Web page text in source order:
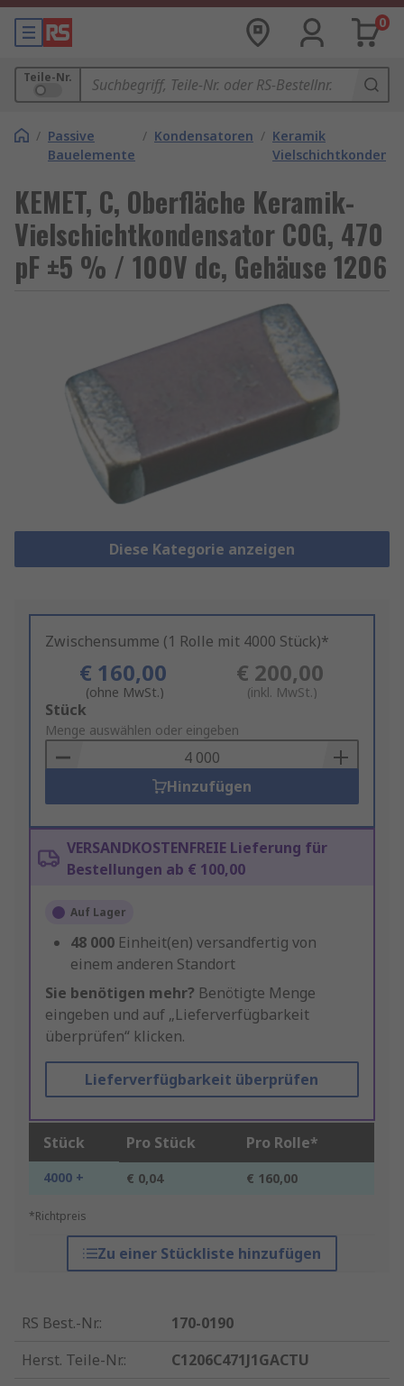
0
Teile-Nr.
/ Passive
Bauelemente
/ Kondensatoren / Keramik
KEMET, C, Oberfläche Keramik-
Vielschichtkondensator C0G, 470
pF ±5 % / 100V dc, Gehäuse 1206
Diese Kategorie anzeigen
Zwischensumme (1 Rolle mit 4000 Stück)*
€ 160,00
(ohne MwSt.)
€ 200,00
(inkl. MwSt.)
Add
to
Basket
Stück
Menge auswählen oder eingeben
Hinzufügen
VERSANDKOSTENFREIE Lieferung für
Bestellungen ab € 100,00
Auf Lager
48 000 Einheit(en) versandfertig von
einem anderen Standort
Sie benötigen mehr? Benötigte Menge
eingeben und auf „Lieferverfügbarkeit
überprüfen“ klicken.
Lieferverfügbarkeit überprüfen
Stück Pro Stück Pro Rolle*
4000 + € 0,04 € 160,00
*Richtpreis
Zu einer Stückliste hinzufügen
RS Best.-Nr.:
170-0190
Herst. Teile-Nr.:
C1206C471J1GACTU